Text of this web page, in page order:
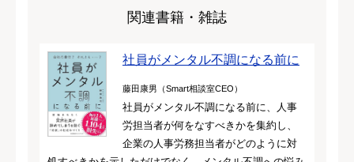
関連書籍・雑誌
社員がメンタル不調になる前に
藤田康男（Smart相談室CEO）
社員がメンタル不調になる前に、人事
労担当者が何をなすべきかを集約し、
企業の人事労務担当者がどのように対